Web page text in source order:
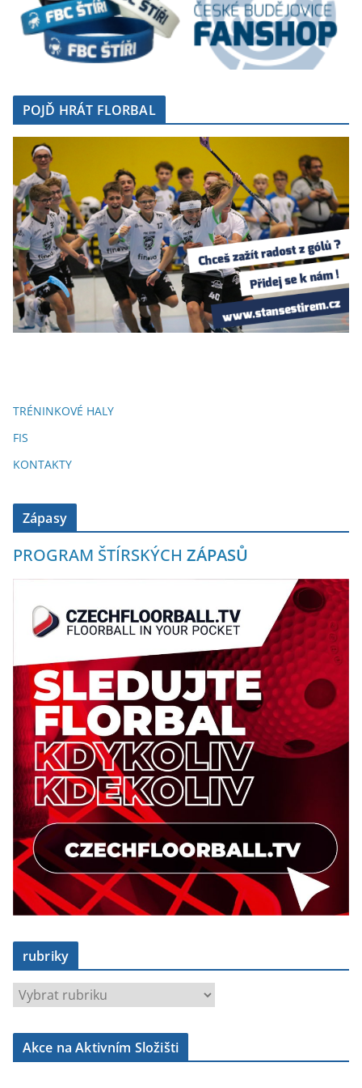
POJĎ HRÁT FLORBAL
TRÉNINKOVÉ HALY
FIS
KONTAKTY
Zápasy
PROGRAM ŠTÍRSKÝCH ZÁPASŮ
rubriky
u
b
Akce na Aktivním Složišti